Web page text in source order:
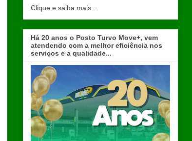
Clique e saiba mais...
Há 20 anos o Posto Turvo Move+, vem
atendendo com a melhor eficiência nos
serviços e a qualidade...